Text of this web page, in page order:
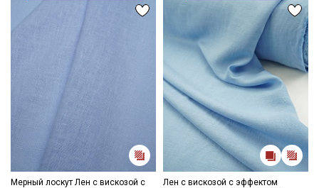
Мерный лоскут Лен с вискозой с
Лен с вискозой с эффектом